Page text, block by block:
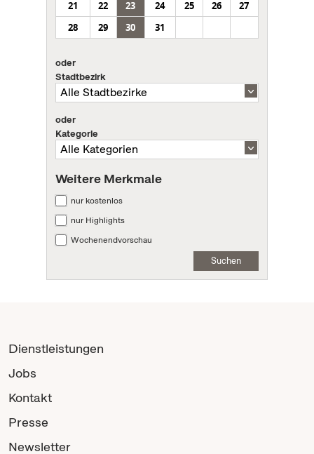
21
22 23 24 25 26
27
28
29 30 31
oder
Stadtbezirk
oder
Kategorie
Weitere Merkmale
nur kostenlos
nur Highlights
Wochenendvorschau
Suchen
Dienstleistungen
Jobs
Kontakt
Presse
Newsletter